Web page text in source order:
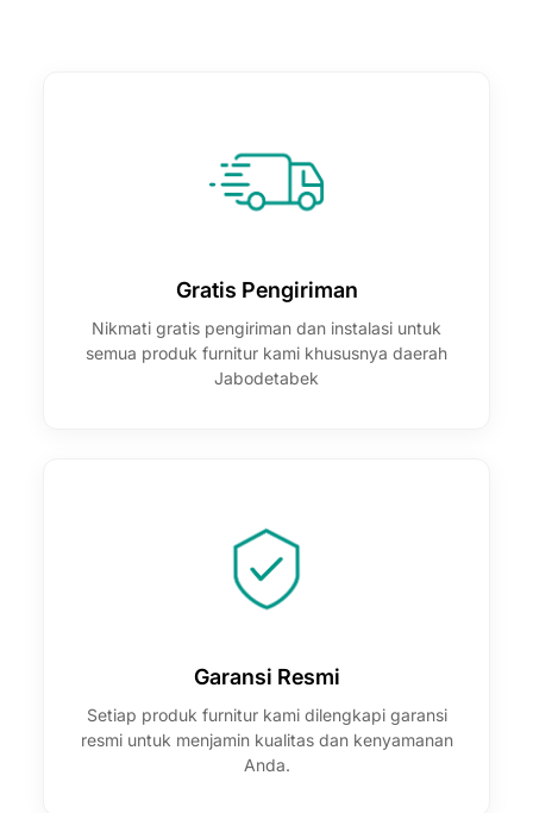
Gratis Pengiriman
Nikmati gratis pengiriman dan instalasi untuk
semua produk furnitur kami khususnya daerah
Jabodetabek
Garansi Resmi
Setiap produk furnitur kami dilengkapi garansi
resmi untuk menjamin kualitas dan kenyamanan
Anda.